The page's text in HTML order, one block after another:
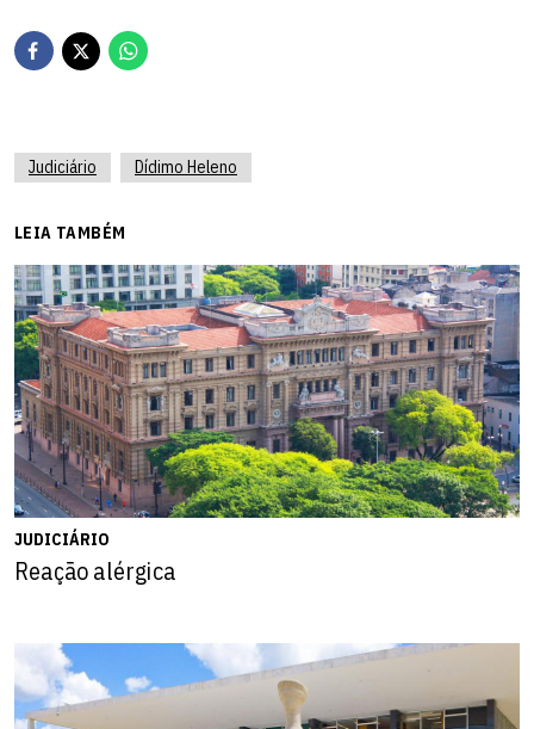
Judiciário Dídimo Heleno
LEIA TAMBÉM
JUDICIÁRIO
Reação alérgica